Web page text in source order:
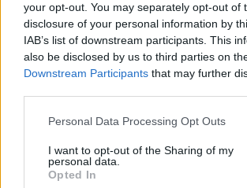
your opt-out. You may separately opt-out of
disclosure of your personal information by
IAB’s list of downstream participants. This
also be disclosed by us to third parties on
Downstream Participants that may further
Personal Data Processing Opt Outs
I want to opt-out of the Sharing of my
personal data.
Opted In
Milchkuchen mit Karamellsauce
Leicht
Pudding-Streuselkuchen
Einfacher Rührkuchen
Leicht